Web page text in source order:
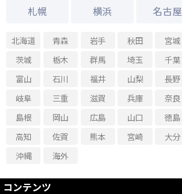
札幌 横浜 名古屋
北海道 青森 岩手 秋田 宮城
茨城
栃木 群馬 埼玉 千葉
富山
石川 福井 山梨 長野
岐阜
三重 滋賀 兵庫 奈良
島根
岡山 広島 山口 徳島
高知
佐賀 熊本 宮崎 大分
沖縄
海外
コンテンツ